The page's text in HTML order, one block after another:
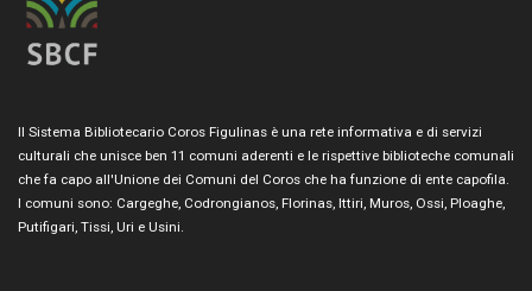
Il Sistema Bibliotecario Coros Figulinas è una rete informativa e di servizi
culturali che unisce ben 11 comuni aderenti e le rispettive biblioteche comunali
che fa capo all'Unione dei Comuni del Coros che ha funzione di ente capofila.
I comuni sono: Cargeghe, Codrongianos, Florinas, Ittiri, Muros, Ossi, Ploaghe,
Putifigari, Tissi, Uri e Usini.